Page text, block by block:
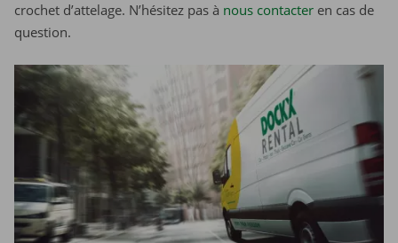
crochet d’attelage. N’hésitez pas à nous contacter ​​​​​​​ en cas de
question.